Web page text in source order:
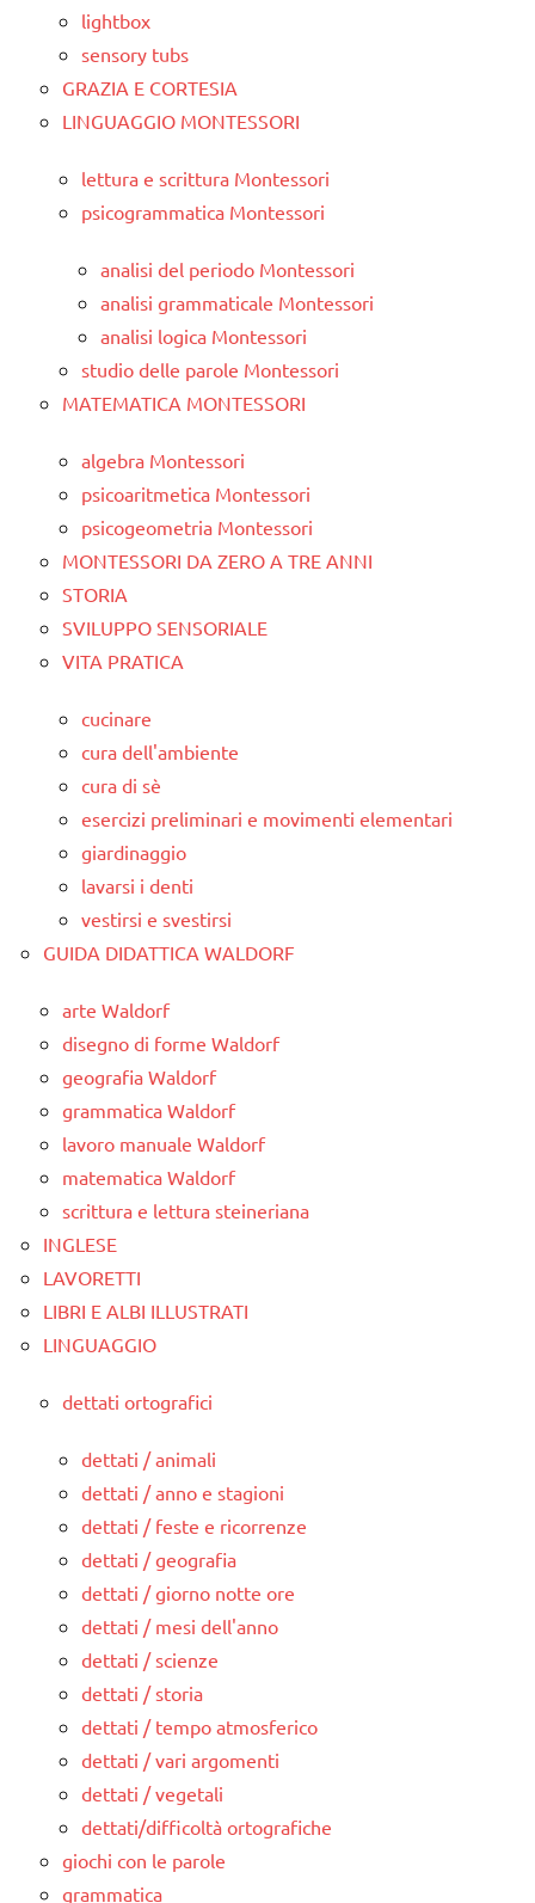
lightbox
sensory tubs
GRAZIA E CORTESIA
LINGUAGGIO MONTESSORI
lettura e scrittura Montessori
psicogrammatica Montessori
analisi del periodo Montessori
analisi grammaticale Montessori
analisi logica Montessori
studio delle parole Montessori
MATEMATICA MONTESSORI
algebra Montessori
psicoaritmetica Montessori
psicogeometria Montessori
MONTESSORI DA ZERO A TRE ANNI
STORIA
SVILUPPO SENSORIALE
VITA PRATICA
cucinare
cura dell'ambiente
cura di sè
esercizi preliminari e movimenti elementari
giardinaggio
lavarsi i denti
vestirsi e svestirsi
GUIDA DIDATTICA WALDORF
arte Waldorf
disegno di forme Waldorf
geografia Waldorf
grammatica Waldorf
lavoro manuale Waldorf
matematica Waldorf
scrittura e lettura steineriana
INGLESE
LAVORETTI
LIBRI E ALBI ILLUSTRATI
LINGUAGGIO
dettati ortografici
dettati / animali
dettati / anno e stagioni
dettati / feste e ricorrenze
dettati / geografia
dettati / giorno notte ore
dettati / mesi dell'anno
dettati / scienze
dettati / storia
dettati / tempo atmosferico
dettati / vari argomenti
dettati / vegetali
dettati/difficoltà ortografiche
giochi con le parole
grammatica